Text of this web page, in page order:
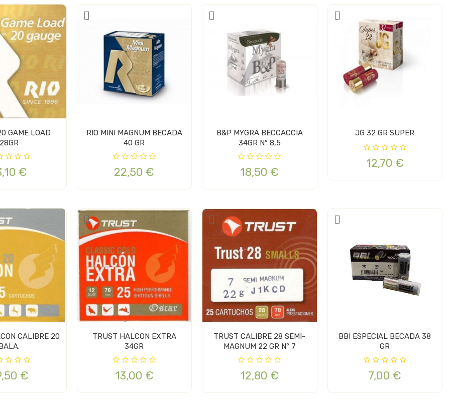
GAME LOAD
€
RIO MINI MAGNUM BECADA
40 GR
22,50 €
B&P MYGRA BECCACCIA
34GR Nº 8,5
18,50 €
JG 32 GR SUPER
12,70 €
€
TRUST HALCON EXTRA
34GR
13,00 €
TRUST CALIBRE 28 SEMI-
MAGNUM 22 GR Nº 7
12,80 €
BBI ESPECIAL BECADA 38
GR
7,00 €